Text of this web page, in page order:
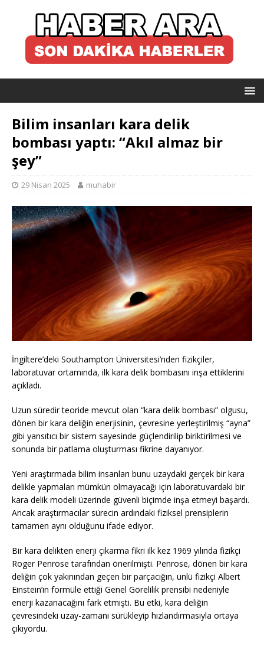
Bilim insanları kara delik
bombası yaptı: “Akıl almaz bir
şey”
29 Nisan 2025 muhabir
İngiltere’deki Southampton Üniversitesi’nden fizikçiler,
laboratuvar ortamında, ilk kara delik bombasını inşa ettiklerini
açıkladı.
Uzun süredir teoride mevcut olan “kara delik bombası” olgusu,
dönen bir kara deliğin enerjisinin, çevresine yerleştirilmiş “ayna”
gibi yansıtıcı bir sistem sayesinde güçlendirilip biriktirilmesi ve
sonunda bir patlama oluşturması fikrine dayanıyor.
Yeni araştırmada bilim insanları bunu uzaydaki gerçek bir kara
delikle yapmaları mümkün olmayacağı için laboratuvardaki bir
kara delik modeli üzerinde güvenli biçimde inşa etmeyi başardı.
Ancak araştırmacılar sürecin ardındaki fiziksel prensiplerin
tamamen aynı olduğunu ifade ediyor.
Bir kara delikten enerji çıkarma fikri ilk kez 1969 yılında fizikçi
Roger Penrose tarafından önerilmişti. Penrose, dönen bir kara
deliğin çok yakınından geçen bir parçacığın, ünlü fizikçi Albert
Einstein’ın formüle ettiği Genel Görelilik prensibi nedeniyle
enerji kazanacağını fark etmişti. Bu etki, kara deliğin
çevresindeki uzay-zamanı sürükleyip hızlandırmasıyla ortaya
çıkıyordu.